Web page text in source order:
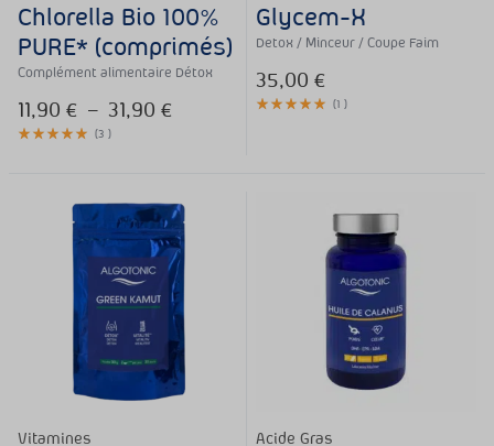
Chlorella Bio 100%
PURE* (comprimés)
Complément alimentaire Détox
11,90 € – 31,90 €
(3 )
Glycem-X
Detox / Minceur / Coupe Faim
35,00 €
(1 )
Vitamines Acide Gras